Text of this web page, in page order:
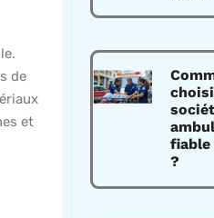
de
et
fiable
?